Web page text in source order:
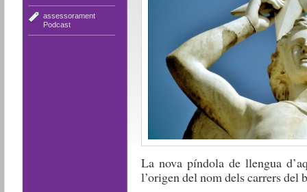
assessorament,
Podcast
La nova píndola de llengua
l’origen del nom dels carrers del